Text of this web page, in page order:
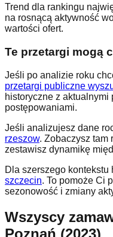
Trend dla rankingu
na rosnącą aktywność
wartości ofert.
Te przetargi mogą
Jeśli po analizie roku
przetargi publiczne
historyczne z
postępowaniami.
Jeśli analizujesz dane
rzeszow. Zobaczysz tam
zestawisz dynamikę
Dla szerszego
szczecin. To pomoże Ci
sezonowość i zmiany
Wszyscy
Poznań (2023)